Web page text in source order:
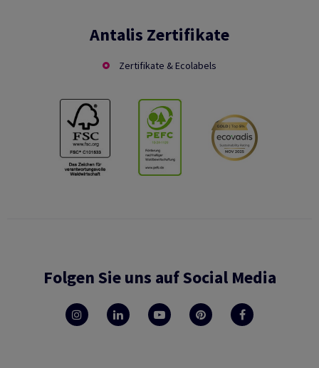
Antalis Zertifikate
Zertifikate & Ecolabels
Folgen Sie uns auf Social Media